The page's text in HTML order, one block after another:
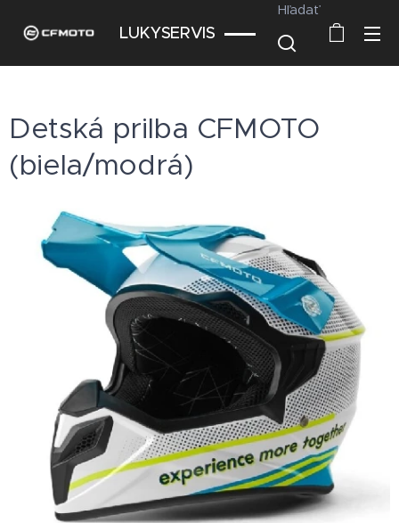
LUKYSERVIS
Hľadať
Detská prilba CFMOTO
(biela/modrá)